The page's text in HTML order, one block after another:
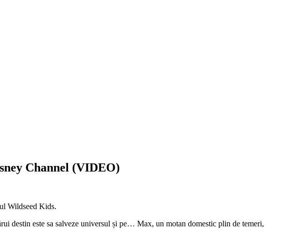
Channel (VIDEO)
Wildseed Kids.
destin este sa salveze universul și pe… Max, un motan domestic plin de temeri,